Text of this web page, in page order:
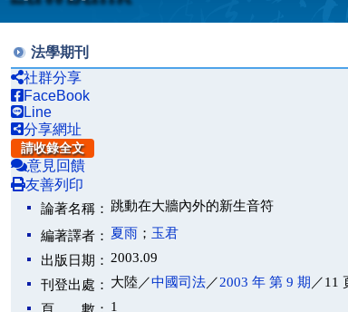
法學期刊
社群分享
FaceBook
Line
分享網址
請收錄全文
意見回饋
友善列印
論著名稱： 跳動在大牆內外的新生音符
編著譯者： 夏雨 ； 玉君
出版日期： 2003.09
刊登出處： 大陸／中國司法／2003 年 第 9 期 ／11
1